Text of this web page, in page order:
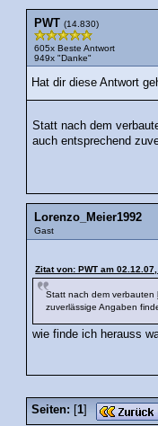
PWT (14.830)
605x Beste Antwort
949x "Danke"
Hat dir diese Antwort
Statt nach dem
auch entsprechend
Lorenzo_Meier1992
Gast
Zitat von: PWT am
Statt nach dem verbauten
zuverlässige Angaben
wie finde ich herauss
Seiten: [1]